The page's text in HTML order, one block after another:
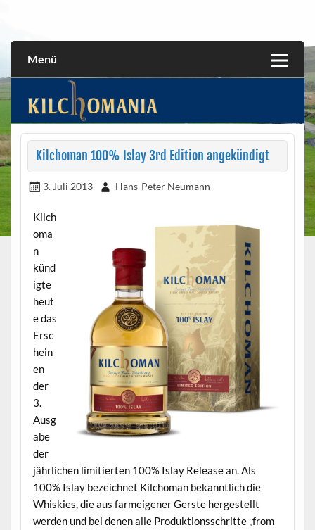
Menü
Kilchoman 100% Islay 3rd Edition angekündigt
3. Juli 2013 Hans-Peter Neumann
Kilch
oma
n
künd
igte
heut
e das
Ersc
hein
en
der
3.
Ausg
abe
der
jährlichen limitierten 100% Islay Release an. Als
100% Islay bezeichnet Kilchoman bekanntlich die
Whiskies, die aus farmeigener Gerste hergestellt
werden und bei denen alle Produktionsschritte „from